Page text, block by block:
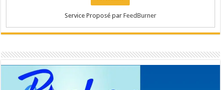
Service Proposé par FeedBurner